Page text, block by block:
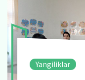
Yangiliklar